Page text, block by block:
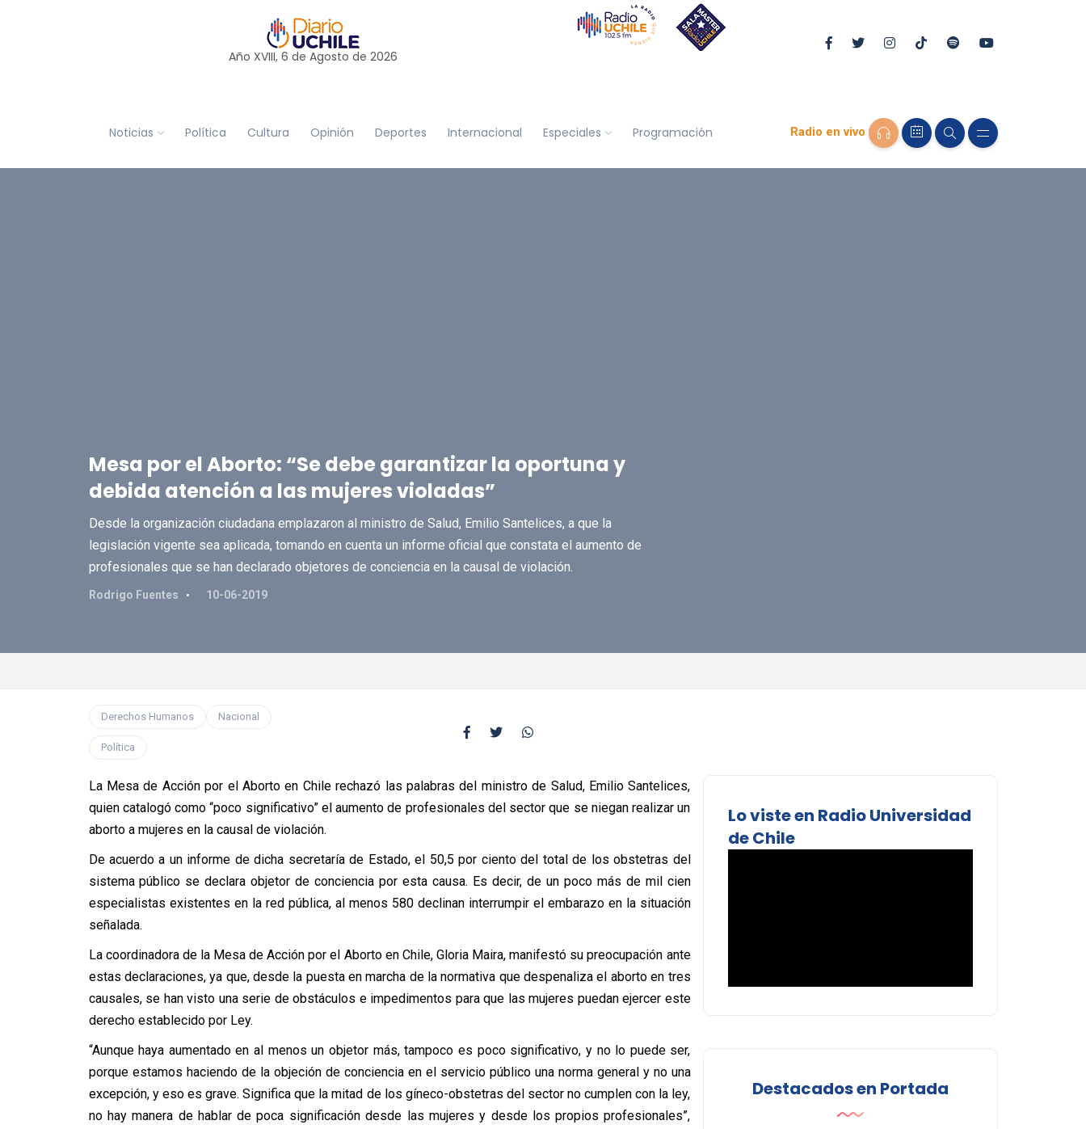
Año XVIII, 6 de Agosto de 2026
Noticias Política Cultura Opinión Deportes Internacional Especiales Programación Radio en vivo
Mesa por el Aborto: “Se debe garantizar la oportuna y
debida atención a las mujeres violadas”
Desde la organización ciudadana emplazaron al ministro de Salud, Emilio Santelices, a que la
legislación vigente sea aplicada, tomando en cuenta un informe oficial que constata el aumento de
profesionales que se han declarado objetores de conciencia en la causal de violación.
Rodrigo Fuentes 10-06-2019
Derechos Humanos Nacional
Política
La Mesa de Acción por el Aborto en Chile rechazó las palabras del ministro de Salud, Emilio Santelices,
quien catalogó como “poco significativo” el aumento de profesionales del sector que se niegan realizar un
aborto a mujeres en la causal de violación.
De acuerdo a un informe de dicha secretaría de Estado, el 50,5 por ciento del total de los obstetras del
sistema público se declara objetor de conciencia por esta causa. Es decir, de un poco más de mil cien
especialistas existentes en la red pública, al menos 580 declinan interrumpir el embarazo en la situación
señalada.
La coordinadora de la Mesa de Acción por el Aborto en Chile, Gloria Maira, manifestó su preocupación ante
estas declaraciones, ya que, desde la puesta en marcha de la normativa que despenaliza el aborto en tres
causales, se han visto una serie de obstáculos e impedimentos para que las mujeres puedan ejercer este
derecho establecido por Ley.
“Aunque haya aumentado en al menos un objetor más, tampoco es poco significativo, y no lo puede ser,
porque estamos haciendo de la objeción de conciencia en el servicio público una norma general y no una
excepción, y eso es grave. Significa que la mitad de los gíneco-obstetras del sector no cumplen con la ley,
no hay manera de hablar de poca significación desde las mujeres y desde los propios profesionales”,
Lo viste en Radio Universidad
de Chile
Destacados en Portada